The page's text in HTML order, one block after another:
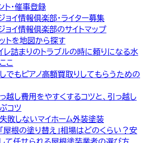
ト・催事登録
ョイ情報倶楽部・ライター募集
ョイ情報倶楽部のサイトマップ
トを地図から探す
レ詰まりのトラブルの時に頼りになる水
こ
でもピアノ高額買取りしてもらうための
越し費用をやすくするコツと、引っ越し
コツ
敗しないマイホーム外装塗装
屋根の塗り替え」相場はどのくらい？安